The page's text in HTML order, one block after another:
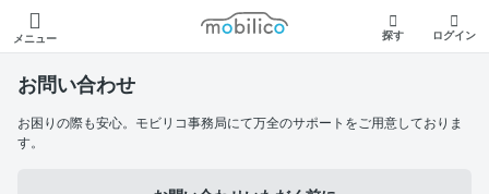
メニュー
モビリコ
探す ログイン
お問い合わせ
お困りの際も安心。モビリコ事務局にて万全のサポートをご用意しておりま
す。